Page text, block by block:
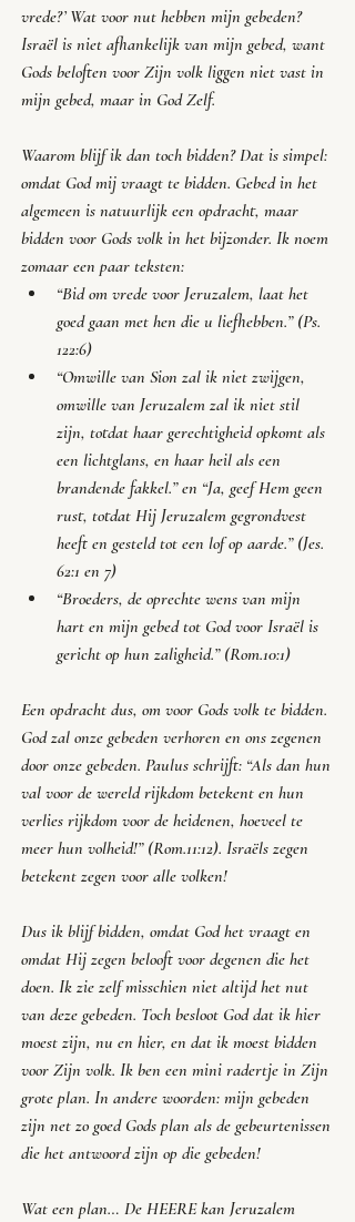
vrede?’ Wat voor nut hebben mijn gebeden?
Israël is niet afhankelijk van mijn gebed, want
Gods beloften voor Zijn volk liggen niet vast in
mijn gebed, maar in God Zelf.
Waarom blijf ik dan toch bidden? Dat is simpel:
omdat God mij vraagt te bidden. Gebed in het
algemeen is natuurlijk een opdracht, maar
bidden voor Gods volk in het bijzonder. Ik noem
zomaar een paar teksten:
“Bid om vrede voor Jeruzalem, laat het
goed gaan met hen die u liefhebben.” (Ps.
122:6)
“Omwille van Sion zal ik niet zwijgen,
omwille van Jeruzalem zal ik niet stil
zijn, totdat haar gerechtigheid opkomt als
een lichtglans, en haar heil als een
brandende fakkel.” en “Ja, geef Hem geen
rust, totdat Hij Jeruzalem gegrondvest
heeft en gesteld tot een lof op aarde.” (Jes.
62:1 en 7)
“Broeders, de oprechte wens van mijn
hart en mijn gebed tot God voor Israël is
gericht op hun zaligheid.” (Rom.10:1)
Een opdracht dus, om voor Gods volk te bidden.
God zal onze gebeden verhoren en ons zegenen
door onze gebeden. Paulus schrijft: “Als dan hun
val voor de wereld rijkdom betekent en hun
verlies rijkdom voor de heidenen, hoeveel te
meer hun volheid!” (Rom.11:12). Israëls zegen
betekent zegen voor alle volken!
Dus ik blijf bidden, omdat God het vraagt en
omdat Hij zegen belooft voor degenen die het
doen. Ik zie zelf misschien niet altijd het nut
van deze gebeden. Toch besloot God dat ik hier
moest zijn, nu en hier, en dat ik moest bidden
voor Zijn volk. Ik ben een mini radertje in Zijn
grote plan. In andere woorden: mijn gebeden
zijn net zo goed Gods plan als de gebeurtenissen
die het antwoord zijn op die gebeden!
Wat een plan… De HEERE kan Jeruzalem